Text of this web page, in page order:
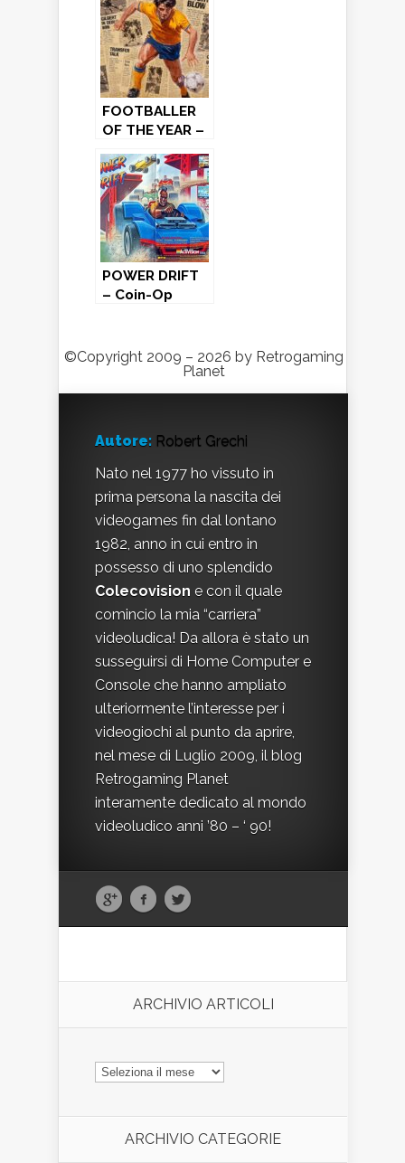
2001-2011)
FOOTBALLER
OF THE YEAR –
64 (1986)
POWER DRIFT
– Coin-Op
©Copyright 2009 – 2026 by Retrogaming
Planet
Autore: Robert Grechi
Nato nel 1977 ho vissuto in
prima persona la nascita dei
videogames fin dal lontano
1982, anno in cui entro in
possesso di uno splendido
Colecovision e con il quale
comincio la mia “carriera”
videoludica! Da allora è stato un
susseguirsi di Home Computer e
Console che hanno ampliato
ulteriormente l’interesse per i
videogiochi al punto da aprire,
nel mese di Luglio 2009, il blog
Retrogaming Planet
interamente dedicato al mondo
videoludico anni ’80 – ‘ 90!
ARCHIVIO ARTICOLI
ARCHIVIO
ARTICOLI
ARCHIVIO CATEGORIE